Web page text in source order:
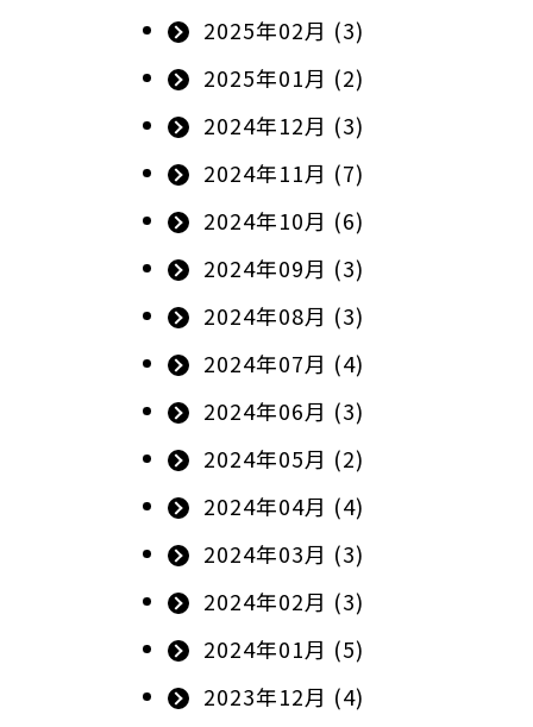
2025年02月 (3)
2025年01月 (2)
2024年12月 (3)
2024年11月 (7)
2024年10月 (6)
2024年09月 (3)
2024年08月 (3)
2024年07月 (4)
2024年06月 (3)
2024年05月 (2)
2024年04月 (4)
2024年03月 (3)
2024年02月 (3)
2024年01月 (5)
2023年12月 (4)